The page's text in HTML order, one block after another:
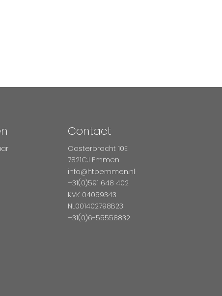
Contact
Oosterbracht 10E
7821CJ Emmen
info@htbemmen.nl
+31(0)591 648 402
KVK 04059343
NL001402798B23
+31(0)6-55558832